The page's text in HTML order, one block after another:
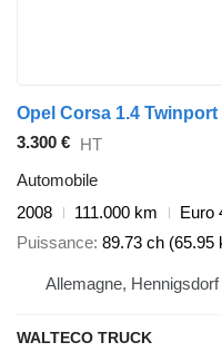
3.300 € HT
Automobile
2008
111.000 km
Euro
Puissance 89.73 ch (65.95
Allemagne,
WALTECO TRUCK